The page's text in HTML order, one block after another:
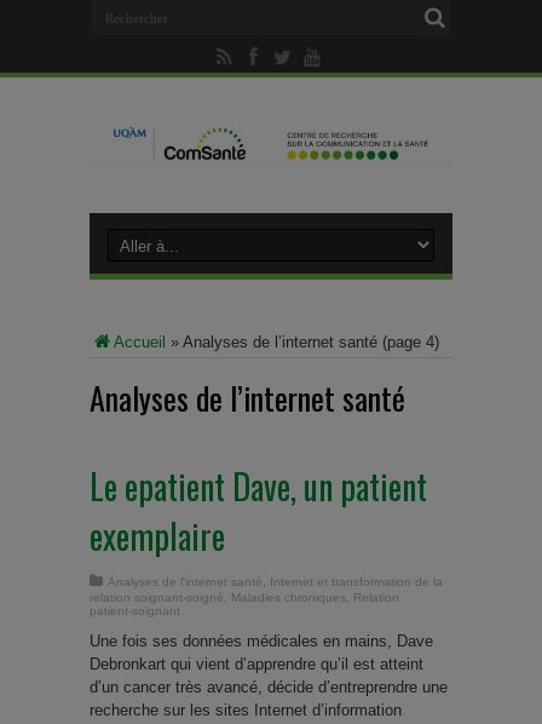
Accueil » Analyses de l’internet santé (page 4)
Analyses de l’internet santé
Le epatient Dave, un patient
exemplaire
Analyses de l'internet santé
Internet et transformation de la
relation soignant-soigné
Maladies chroniques
Relation
patient-soignant
Une fois ses données médicales en mains, Dave
Debronkart qui vient d’apprendre qu’il est atteint
d’un cancer très avancé, décide d’entreprendre une
recherche sur les sites Internet d’information